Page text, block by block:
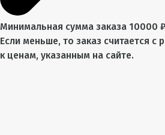
Минимальная сумма заказа 10000
Если меньше, то заказ считается с
к ценам, указанным на сайте.